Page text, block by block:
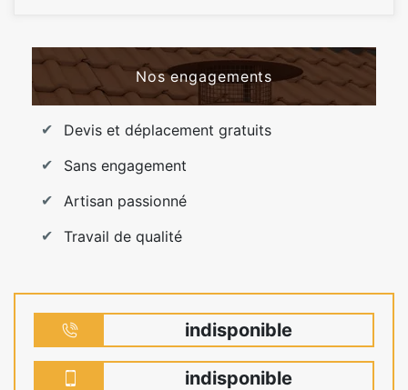
Nos engagements
Devis et déplacement gratuits
Sans engagement
Artisan passionné
Travail de qualité
indisponible
indisponible